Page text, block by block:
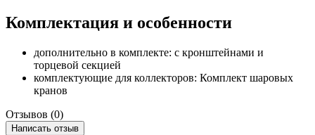
Комплектация и особенности
дополнительно в комплекте: с кронштейнами и
торцевой секцией
комплектующие для коллекторов: Комплект шаровых
кранов
Отзывов (0)
Написать отзыв